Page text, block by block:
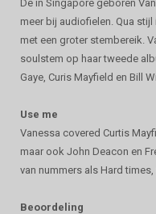
De in Singapore geboren
meer bij audiofielen. Qua
met een groter stembereik.
soulstem op haar tweede
Gaye, Curis Mayfield en Bill
Use me
Vanessa covered Curtis
maar ook John Deacon en
van nummers als Hard
Beoordeling